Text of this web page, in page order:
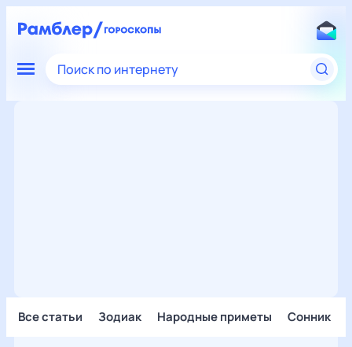
Поиск по интернету
Все статьи Зодиак Народные приметы Сонник